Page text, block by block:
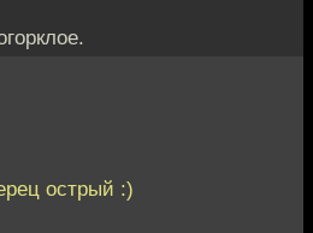
острый :)